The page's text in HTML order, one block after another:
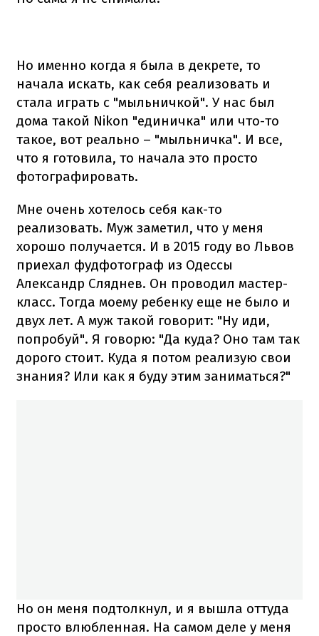
Но именно когда я была в декрете, то
начала искать, как себя реализовать и
стала играть с "мыльничкой". У нас был
дома такой Nikon "единичка" или что-то
такое, вот реально – "мыльничка". И все,
что я готовила, то начала это просто
фотографировать.
Мне очень хотелось себя как-то
реализовать. Муж заметил, что у меня
хорошо получается. И в 2015 году во Львов
приехал фудфотограф из Одессы
Александр Сляднев. Он проводил мастер-
класс. Тогда моему ребенку еще не было и
двух лет. А муж такой говорит: "Ну иди,
попробуй". Я говорю: "Да куда? Оно там так
дорого стоит. Куда я потом реализую свои
знания? Или как я буду этим заниматься?"
Но он меня подтолкнул, и я вышла оттуда
просто влюбленная. На самом деле у меня